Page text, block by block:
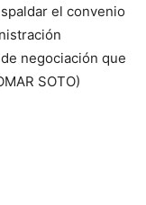
el convenio
negociación que
SOTO)